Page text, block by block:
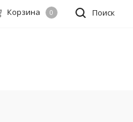
Поиск
Корзина 0